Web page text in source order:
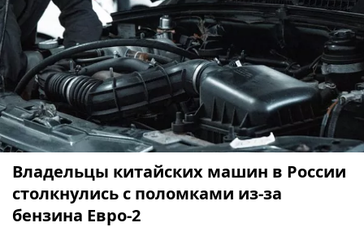
Владельцы китайских машин в России
столкнулись с поломками из-за
бензина Евро-2